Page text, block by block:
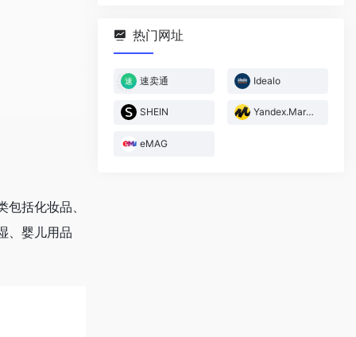
括化妆品、
、婴儿用品
热门网址
速卖通 Idealo
SHEIN Yandex.Market
eMAG